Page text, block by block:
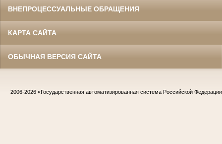
ВНЕПРОЦЕССУАЛЬНЫЕ ОБРАЩЕНИЯ
КАРТА САЙТА
ОБЫЧНАЯ ВЕРСИЯ САЙТА
2006-2026 «Государственная автоматизированная система Российской